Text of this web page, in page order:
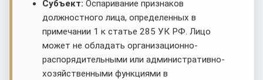
Субъект: Оспаривание признаков
должностного лица, определенных в
примечании 1 к статье 285 УК РФ. Лицо
может не обладать организационно-
распорядительными или административно-
хозяйственными функциями в